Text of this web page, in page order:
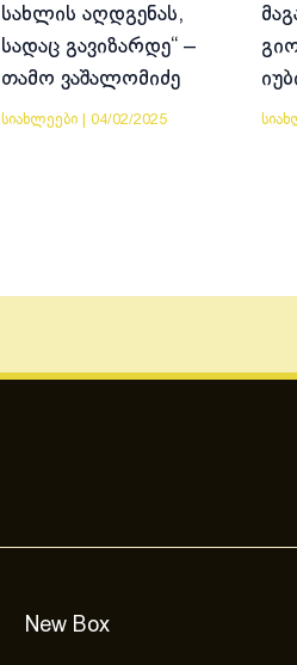
სახლის აღდგენას,
სადაც გავიზარდე“ –
თამო ვაშალომიძე
სიახლეები 04/02/2025
New Box